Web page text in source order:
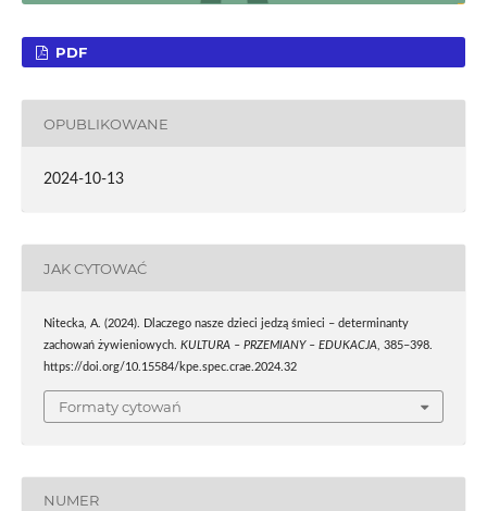
PDF
OPUBLIKOWANE
2024-10-13
JAK CYTOWAĆ
Nitecka, A. (2024). Dlaczego nasze dzieci jedzą śmieci – determinanty
zachowań żywieniowych. KULTURA – PRZEMIANY – EDUKACJA, 385–398.
https://doi.org/10.15584/kpe.spec.crae.2024.32
Formaty cytowań
NUMER